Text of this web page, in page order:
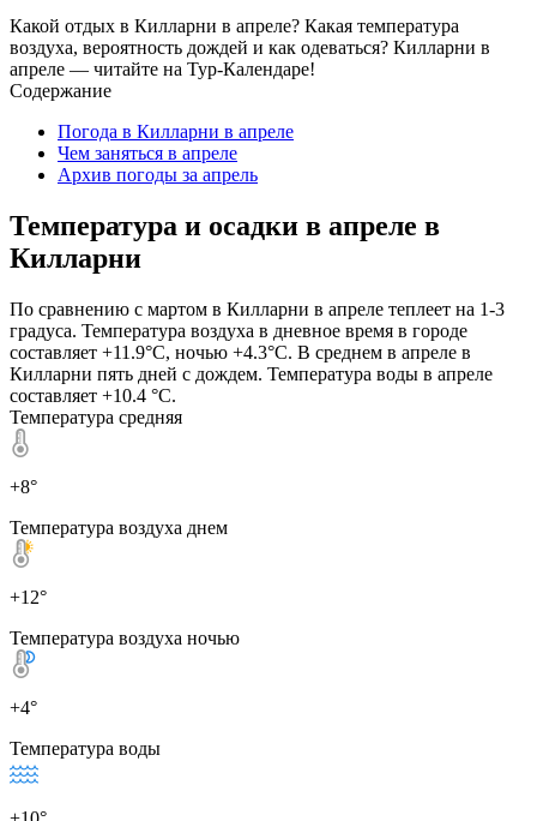
Какой отдых в Килларни в апреле? Какая температура
воздуха, вероятность дождей и как одеваться? Килларни в
апреле — читайте на Тур-Календаре!
Содержание
Погода в Килларни в апреле
Чем заняться в апреле
Архив погоды за апрель
Температура и осадки в апреле в
Килларни
По сравнению с мартом в Килларни в апреле теплеет на 1-3
градуса. Температура воздуха в дневное время в городе
составляет +11.9°C, ночью +4.3°C. В среднем в апреле в
Килларни пять дней с дождем. Температура воды в апреле
составляет +10.4 °C.
Температура средняя
+8°
Температура воздуха днем
+12°
Температура воздуха ночью
+4°
Температура воды